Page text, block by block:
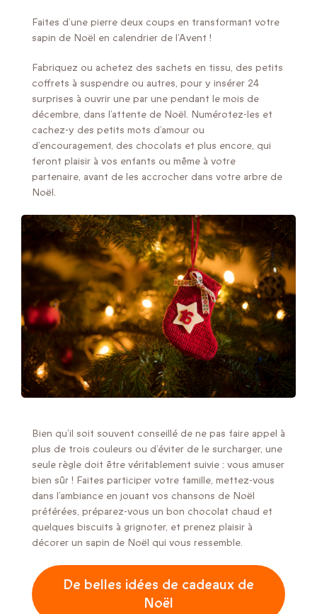
Faites d’une pierre deux coups en transformant votre
sapin de Noël en calendrier de l’Avent !
Fabriquez ou achetez des sachets en tissu, des petits
coffrets à suspendre ou autres, pour y insérer 24
surprises à ouvrir une par une pendant le mois de
décembre, dans l’attente de Noël. Numérotez-les et
cachez-y des petits mots d’amour ou
d’encouragement, des chocolats et plus encore, qui
feront plaisir à vos enfants ou même à votre
partenaire, avant de les accrocher dans votre arbre de
Noël.
Bien qu’il soit souvent conseillé de ne pas faire appel à
plus de trois couleurs ou d’éviter de le surcharger, une
seule règle doit être véritablement suivie : vous amuser
bien sûr ! Faites participer votre famille, mettez-vous
dans l’ambiance en jouant vos chansons de Noël
préférées, préparez-vous un bon chocolat chaud et
quelques biscuits à grignoter, et prenez plaisir à
décorer un sapin de Noël qui vous ressemble.
De belles idées de cadeaux de
Noël